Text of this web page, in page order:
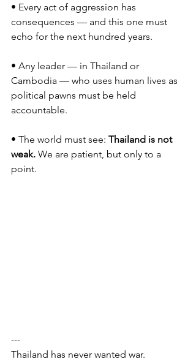
• Every act of aggression has
consequences — and this one must
echo for the next hundred years.
• Any leader — in Thailand or
Cambodia — who uses human lives as
political pawns must be held
accountable.
• The world must see: Thailand is not
weak. We are patient, but only to a
point.
---
Thailand has never wanted war.